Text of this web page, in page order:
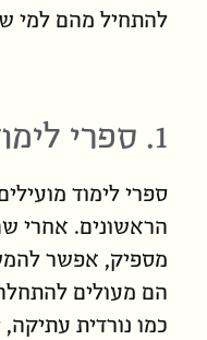
להתחיל מהם למי
1. ספרי לימוד
ספרי לימוד
הראשונים. אחרי
מספיק, אפשר
הם מעולים
כמו נורדית